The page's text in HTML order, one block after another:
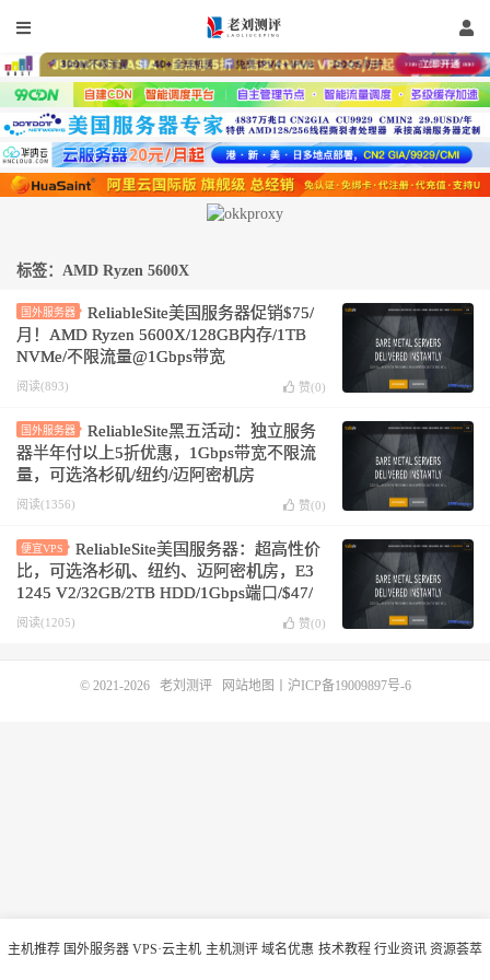
标签：AMD Ryzen 5600X
国外服务器
ReliableSite美国服务器促销$75/
月！AMD Ryzen 5600X/128GB内存/1TB
NVMe/不限流量@1Gbps带宽
阅读(893) 赞(0)
国外服务器
ReliableSite黑五活动：独立服务
器半年付以上5折优惠，1Gbps带宽不限流
量，可选洛杉矶/纽约/迈阿密机房
阅读(1356) 赞(0)
便宜VPS
ReliableSite美国服务器：超高性价
比，可选洛杉矶、纽约、迈阿密机房，E3
1245 V2/32GB/2TB HDD/1Gbps端口/$47/
月
阅读(1205) 赞(0)
主机推荐 国外服务器 VPS·云主机 主机测评 域名优惠 技术教程 行业资讯 资源荟萃
© 2021-2026 老刘测评 网站地图 沪ICP备19009897号-6